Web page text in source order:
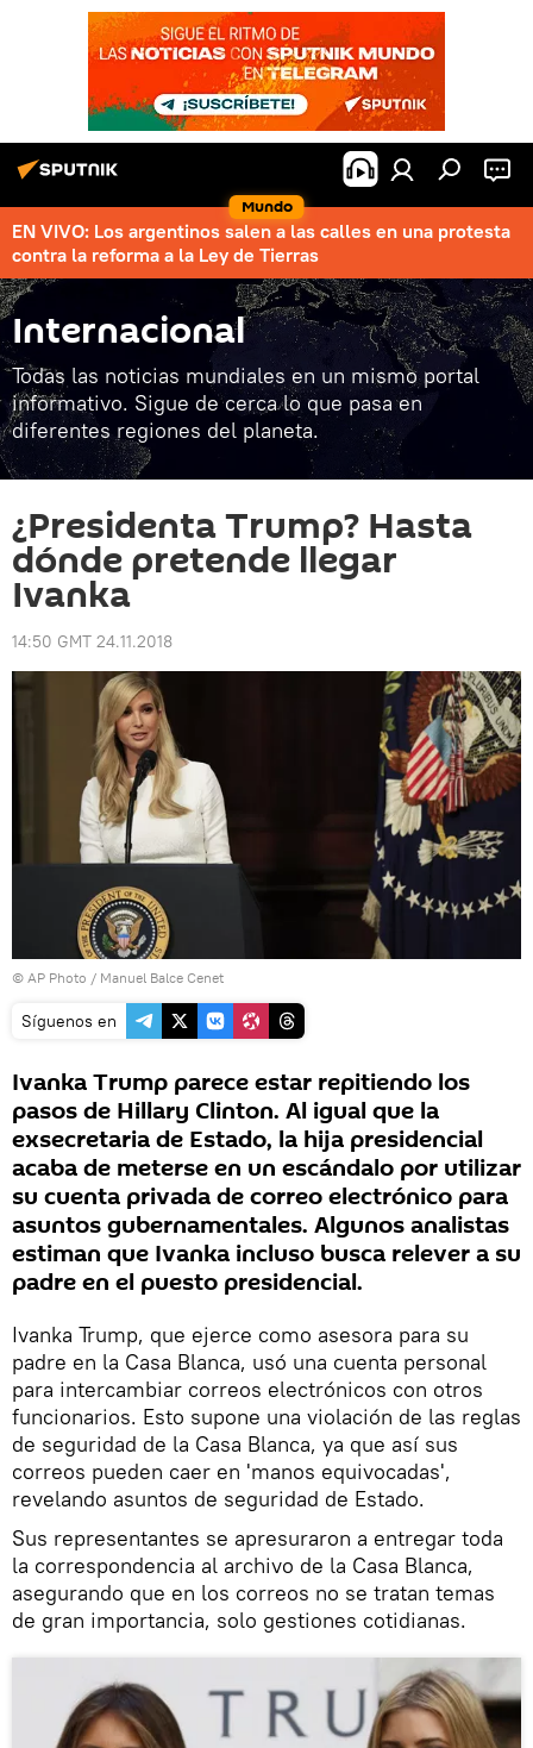
Mundo
EN VIVO: Los argentinos salen a las calles en una protesta
contra la reforma a la Ley de Tierras
Internacional
Todas las noticias mundiales en un mismo portal
informativo. Sigue de cerca lo que pasa en
diferentes regiones del planeta.
¿Presidenta Trump? Hasta
dónde pretende llegar
Ivanka
14:50 GMT 24.11.2018
© AP Photo / Manuel Balce Cenet
Síguenos en
Ivanka Trump parece estar repitiendo los
pasos de Hillary Clinton. Al igual que la
exsecretaria de Estado, la hija presidencial
acaba de meterse en un escándalo por utilizar
su cuenta privada de correo electrónico para
asuntos gubernamentales. Algunos analistas
estiman que Ivanka incluso busca relever a su
padre en el puesto presidencial.
Ivanka Trump, que ejerce como asesora para su
padre en la Casa Blanca, usó una cuenta personal
para intercambiar correos electrónicos con otros
funcionarios. Esto supone una violación de las reglas
de seguridad de la Casa Blanca, ya que así sus
correos pueden caer en 'manos equivocadas',
revelando asuntos de seguridad de Estado.
Sus representantes se apresuraron a entregar toda
la correspondencia al archivo de la Casa Blanca,
asegurando que en los correos no se tratan temas
de gran importancia, solo gestiones cotidianas.